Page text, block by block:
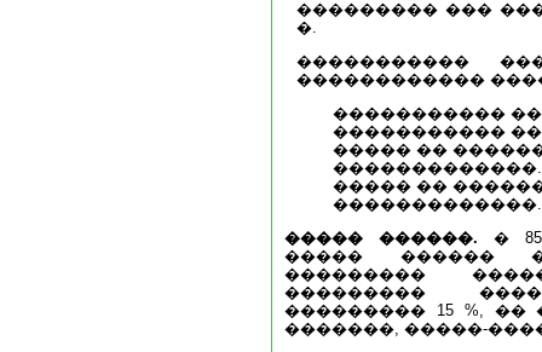
��������� ���
�.
�����������
������������
�����������
�����������
����� ��
�������������.
����� ��
�������������.
����� ������. �
����� ������
���������
���������
��������� 15 %,
�������, �����-